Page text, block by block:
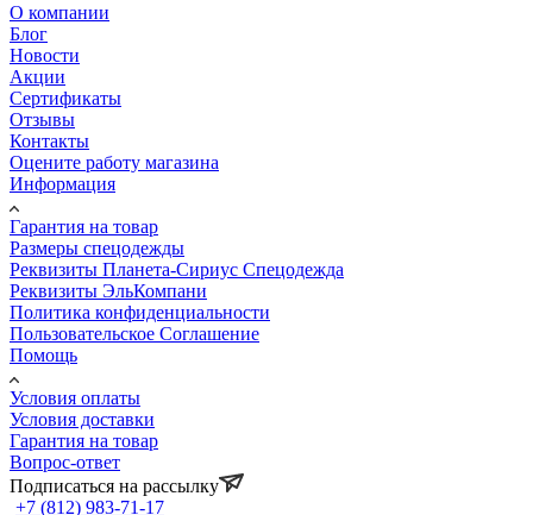
О компании
Блог
Новости
Акции
Сертификаты
Отзывы
Контакты
Оцените работу магазина
Информация
Гарантия на товар
Размеры спецодежды
Реквизиты Планета-Сириус Спецодежда
Реквизиты ЭльКомпани
Политика конфиденциальности
Пользовательское Соглашение
Помощь
Условия оплаты
Условия доставки
Гарантия на товар
Вопрос-ответ
Подписаться на рассылку
+7 (812) 983-71-17